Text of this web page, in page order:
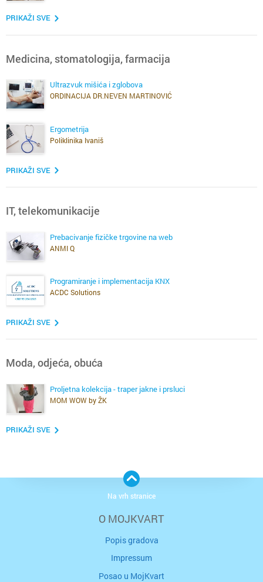
PRIKAŽI SVE
Medicina, stomatologija, farmacija
Ultrazvuk mišića i zglobova
ORDINACIJA DR.NEVEN MARTINOVIĆ
Ergometrija
Poliklinika Ivaniš
PRIKAŽI SVE
IT, telekomunikacije
Prebacivanje fizičke trgovine na web
ANMI Q
Programiranje i implementacija KNX
ACDC Solutions
PRIKAŽI SVE
Moda, odjeća, obuća
Proljetna kolekcija - traper jakne i prsluci
MOM WOW by ŽK
PRIKAŽI SVE
O MOJKVART
Popis gradova
Impressum
Posao u MojKvart
Na vrh stranice